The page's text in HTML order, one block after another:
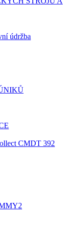
údržba
CMDT 392